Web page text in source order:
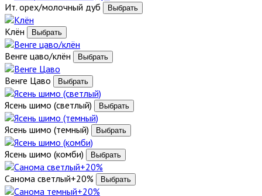
Ит. орех/молочный дуб
Клён
Венге цаво/клён
Венге Цаво
Ясень шимо (светлый)
Ясень шимо (темный)
Ясень шимо (комби)
Санома светлый+20%